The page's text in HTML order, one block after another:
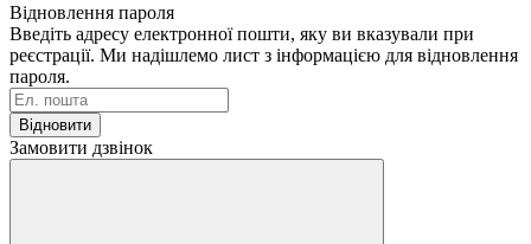
Відновлення пароля
Введіть адресу електронної пошти, яку ви вказували при
реєстрації. Ми надішлемо лист з інформацією для відновлення
пароля.
Відновити
Замовити дзвінок